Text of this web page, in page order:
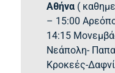
Αθήνα (
– 15:00
14:15
Νεάπολη-
Κροκεές-